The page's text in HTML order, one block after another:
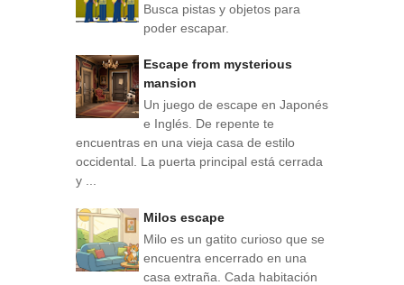
Busca pistas y objetos para
poder escapar.
Escape from mysterious
mansion
Un juego de escape en Japonés
e Inglés. De repente te
encuentras en una vieja casa de estilo
occidental. La puerta principal está cerrada
y ...
Milos escape
Milo es un gatito curioso que se
encuentra encerrado en una
casa extraña. Cada habitación